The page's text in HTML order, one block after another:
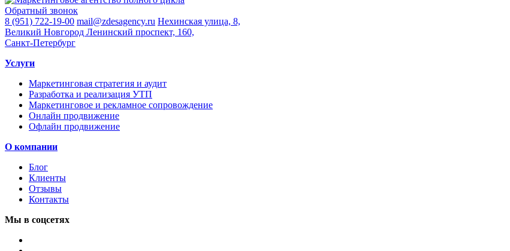
Обратный звонок
8 (951) 722-19-00 mail@zdesagency.ru Нехинская улица, 8,
Великий Новгород Ленинский проспект, 160,
Санкт-Петербург
Услуги
Маркетинговая стратегия и аудит
Разработка и реализация УТП
Маркетинговое и рекламное сопровождение
Онлайн продвижение
Офлайн продвижение
О компании
Блог
Клиенты
Отзывы
Контакты
Мы в соцсетях